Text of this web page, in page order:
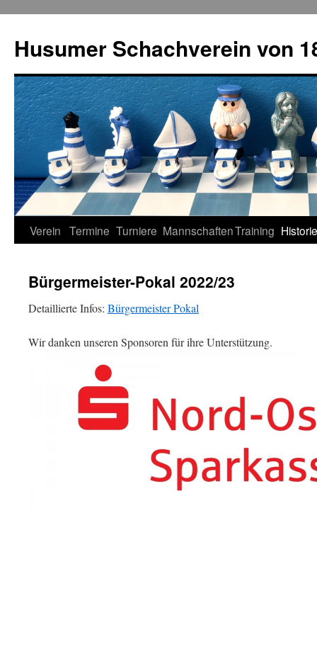
springen
Husumer Schachverein von
Verein Termine Turniere MannschaftenTraining Historie
Bürgermeister-Pokal 2022/23
Detaillierte Infos: Bürgermeister Pokal
Wir danken unseren Sponsoren für ihre Unterstützung.